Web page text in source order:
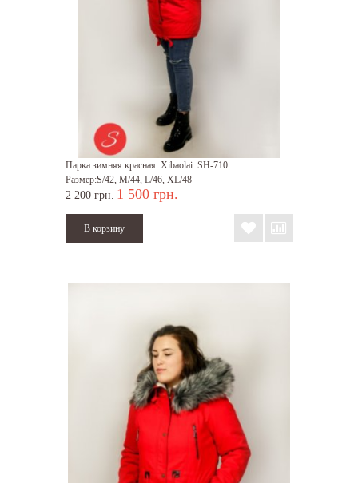
Парка зимняя красная. Xibaolai. SH-710
Размер:S/42, M/44, L/46, XL/48
2 200 грн. 1 500 грн.